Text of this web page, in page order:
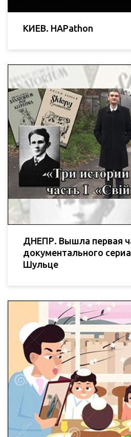
КИЕВ. HAPathon
ДНЕПР. Вышла первая
документального
Шульце